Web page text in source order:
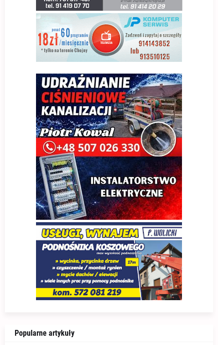
Popularne artykuły